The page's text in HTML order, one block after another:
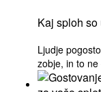
Kaj sploh
Ljudje
zobje, in to